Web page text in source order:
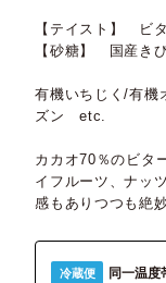
【テイスト】 ビ
【砂糖】 国産き
有機いちじく/有機
ズン etc.
カカオ70％のビタ
イフルーツ、ナッ
感もありつつも絶
冷蔵便 同一温度